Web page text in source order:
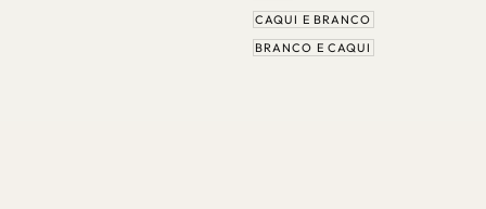
CAQUI E BRANCO
BRANCO E CAQUI